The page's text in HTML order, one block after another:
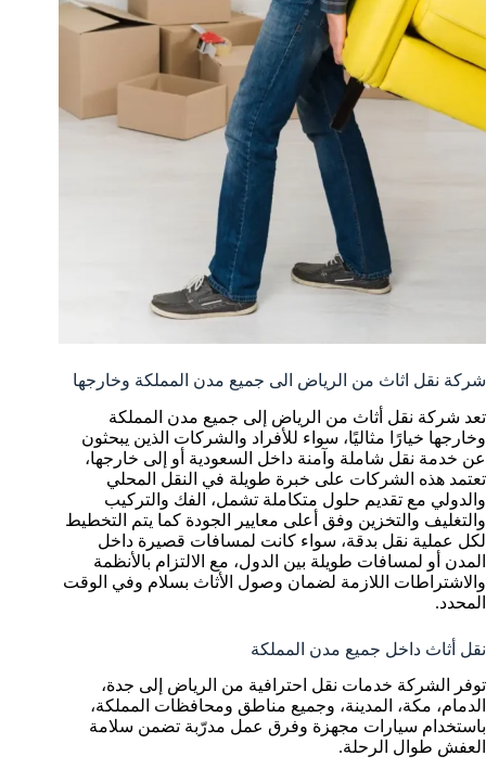
شركة نقل اثاث من الرياض الى جميع مدن المملكة وخارجها
تعد شركة نقل أثاث من الرياض إلى جميع مدن المملكة
وخارجها خيارًا مثاليًا، سواء للأفراد والشركات الذين يبحثون
عن خدمة نقل شاملة وآمنة داخل السعودية أو إلى خارجها،
تعتمد هذه الشركات على خبرة طويلة في النقل المحلي
والدولي مع تقديم حلول متكاملة تشمل، الفك والتركيب
والتغليف والتخزين وفق أعلى معايير الجودة كما يتم التخطيط
لكل عملية نقل بدقة، سواء كانت لمسافات قصيرة داخل
المدن أو لمسافات طويلة بين الدول، مع الالتزام بالأنظمة
والاشتراطات اللازمة لضمان وصول الأثاث بسلام وفي الوقت
المحدد.
نقل أثاث داخل جميع مدن المملكة
توفر الشركة خدمات نقل احترافية من الرياض إلى جدة،
الدمام، مكة، المدينة، وجميع مناطق ومحافظات المملكة،
باستخدام سيارات مجهزة وفرق عمل مدرّبة تضمن سلامة
العفش طوال الرحلة.